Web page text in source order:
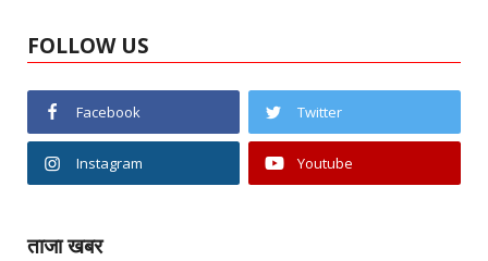
FOLLOW US
Facebook Twitter
Instagram Youtube
ताजा खबर